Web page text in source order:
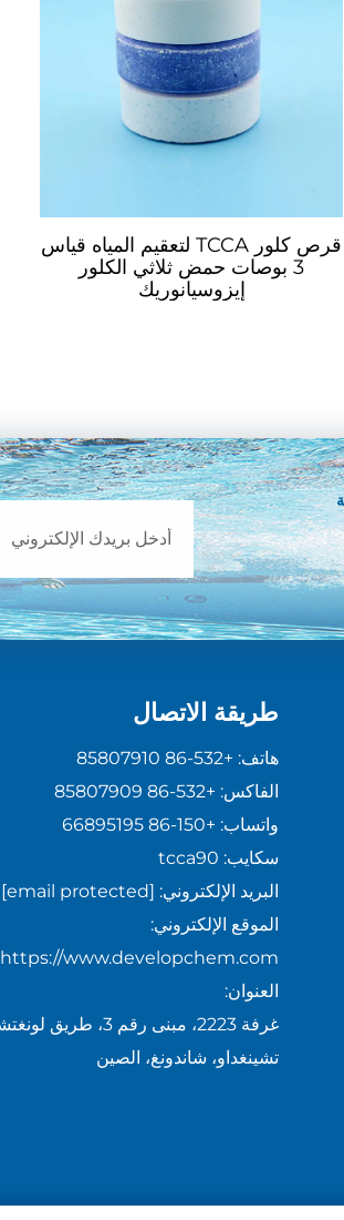
قرص كلور TCCA لتعقيم المياه قياس
3 بوصات حمض ثلاثي الكلور
إيزوسيانوريك
طريقة الاتصال
هاتف: +86-532 85807910
الفاكس: +86-532 85807909
واتساب: +86-150 66895195
سكايب: tcca90
البريد الإلكتروني: [email protected]
الموقع الإلكتروني:
https://www.developchem.com
العنوان:
تشينغداو، شاندونغ، الصين